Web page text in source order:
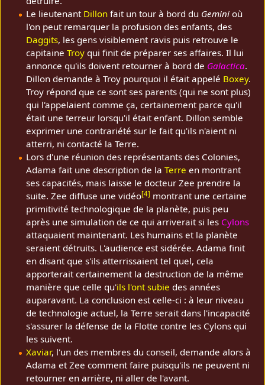
Le lieutenant Dillonfait un tour à bord du Geminioù
l'on peut remarquer la profusion des enfants, des
Daggits, les gens visiblement ravis puis retrouve le
capitaine Troyqui finit de préparer ses affaires. Il lui
annonce qu'ils doivent retourner à bord de Galactica.
Dillon demande à Troy pourquoi il était appelé Boxey.
Troy répond que ce sont ses parents (qui ne sont plus)
qui l'appelaient comme ça, certainement parce qu'il
était une terreur lorsqu'il était enfant. Dillon semble
exprimer une contrariété sur le fait qu'ils n'aient ni
atterri, ni contacté la Terre.
Lors d'une réunion des représentants des Colonies,
Adama fait une description de la Terre en montrant
ses capacités, mais laisse le docteur Zee prendre la
suite. Zee diffuse une vidéo[4] montrant une certaine
primitivité technologique de la planète, puis peu
après une simulation de ce qui arriverait si les Cylons
attaquaient maintenant. Les humains et la planète
seraient détruits. L'audience est sidérée. Adama finit
en disant que s'ils atterrissaient tel quel, cela
apporterait certainement la destruction de la même
manière que celle qu'ils l'ont subie des années
auparavant. La conclusion est celle-ci : à leur niveau
de technologie actuel, la Terre serait dans l'incapacité
s'assurer la défense de la Flotte contre les Cylons qui
les suivent.
Xaviar, l'un des membres du conseil, demande alors à
Adama et Zee comment faire puisqu'ils ne peuvent ni
retourner en arrière, ni aller de l'avant.